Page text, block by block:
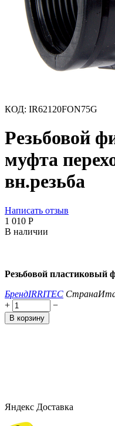
КОД: IR62120FON75G
Резьбовой
муфта
вн.резьба
Написать отзыв
1 010 Р
В наличии
Резьбовой пластиковый
БрендIRRITEC Страна
+
−
В корзину
Яндекс Доставка